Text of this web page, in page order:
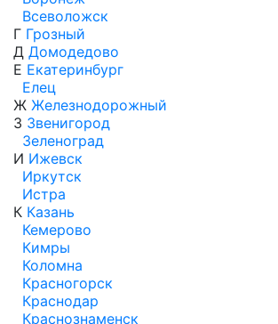
Всеволожск
Г Грозный
Д Домодедово
Е Екатеринбург
Елец
Ж Железнодорожный
З Звенигород
Зеленоград
И Ижевск
Иркутск
Истра
К Казань
Кемерово
Кимры
Коломна
Красногорск
Краснодар
Краснознаменск